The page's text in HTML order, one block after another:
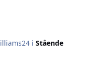
i Stående